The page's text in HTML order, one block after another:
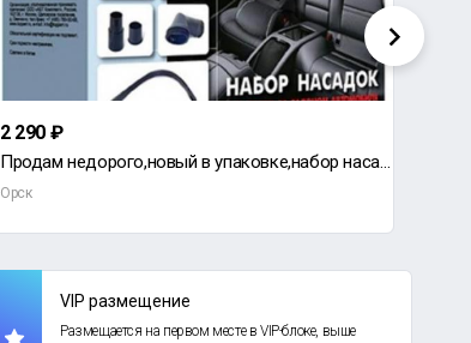
2 290 ₽
Продам недорого,новый в упаковке,набор насадок &quot;Topperr&quot; предназначенный для ухода
Орск
VIP размещение
Размещается на первом месте в VIP-блоке, выше